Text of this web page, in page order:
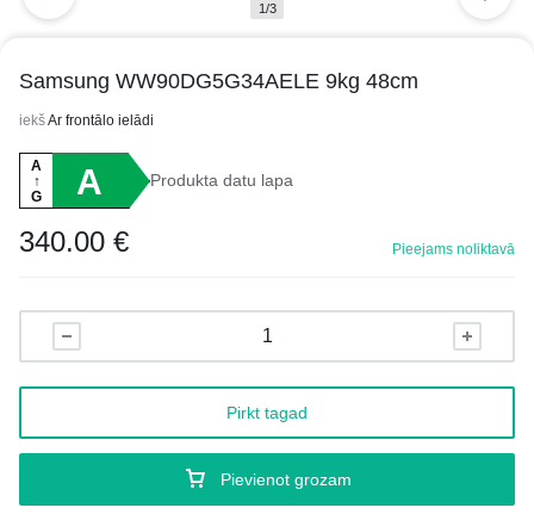
1/3
Samsung WW90DG5G34AELE 9kg 48cm
iekšAr frontālo ielādi
A
↑
G
A Produkta datu lapa
340.00 € Pieejams noliktavā
Pievienot grozam
Pirkt tagad